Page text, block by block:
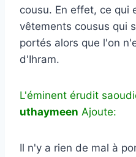
cousu. En effet, ce qui
vêtements cousus qui
portés alors que l'on
d'Ihram.
L'éminent érudit
uthaymeen Ajoute:
Il n'y a rien de mal à